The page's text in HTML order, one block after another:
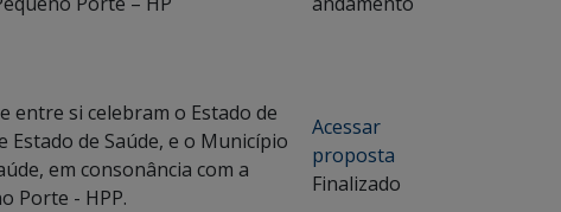
entre si celebram o Estado de
de Saúde, e o Município
em consonância com a
Porte - HPP.
Acessar
proposta
Finalizado